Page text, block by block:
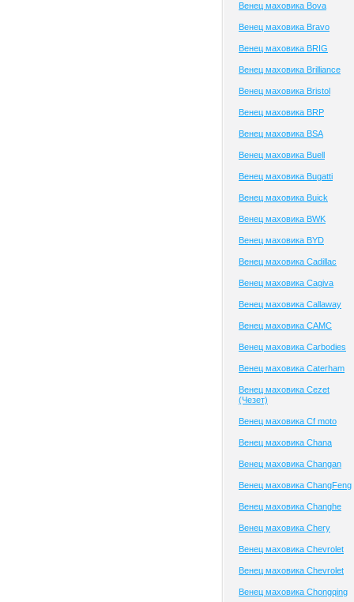
Венец маховика Bova
Венец маховика Bravo
Венец маховика BRIG
Венец маховика Brilliance
Венец маховика Bristol
Венец маховика BRP
Венец маховика BSA
Венец маховика Buell
Венец маховика Bugatti
Венец маховика Buick
Венец маховика BWK
Венец маховика BYD
Венец маховика Cadillac
Венец маховика Cagiva
Венец маховика Callaway
Венец маховика CAMC
Венец маховика Carbodies
Венец маховика Caterham
Венец маховика Cezet
(Чезет)
Венец маховика Cf moto
Венец маховика Chana
Венец маховика Changan
Венец маховика ChangFeng
Венец маховика Changhe
Венец маховика Chery
Венец маховика Chevrolet
Венец маховика Chevrolet
Венец маховика Chongqing